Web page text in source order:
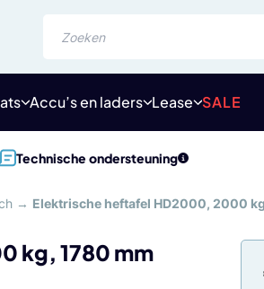
Accu’s en laders Lease SALE
Technische ondersteuning
→ Elektrische heftafel HD2000, 2000
kg, 1780 mm